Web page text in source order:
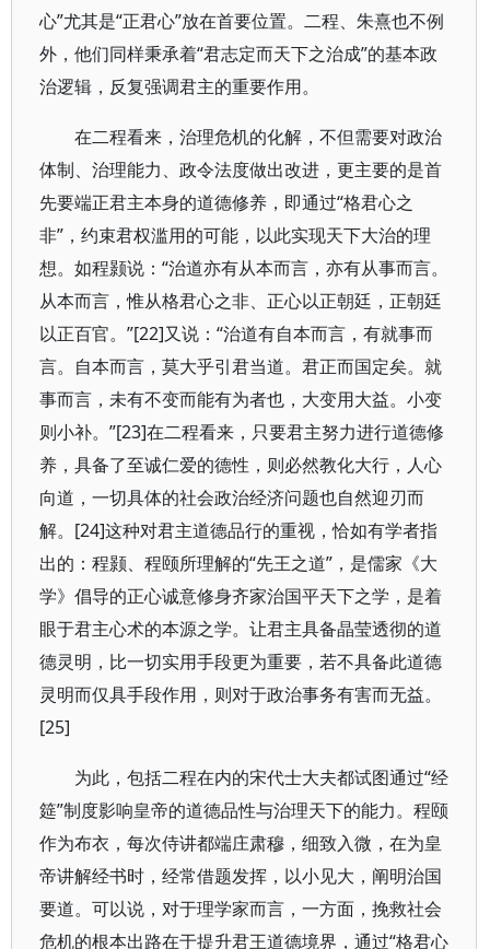
心”尤其是“正君心”放在首要位置。二程、朱熹也不例
外，他们同样秉承着“君志定而天下之治成”的基本政
治逻辑，反复强调君主的重要作用。
在二程看来，治理危机的化解，不但需要对政治
体制、治理能力、政令法度做出改进，更主要的是首
先要端正君主本身的道德修养，即通过“格君心之
非”，约束君权滥用的可能，以此实现天下大治的理
想。如程颢说：“治道亦有从本而言，亦有从事而言。
从本而言，惟从格君心之非、正心以正朝廷，正朝廷
以正百官。”[22]又说：“治道有自本而言，有就事而
言。自本而言，莫大乎引君当道。君正而国定矣。就
事而言，未有不变而能有为者也，大变用大益。小变
则小补。”[23]在二程看来，只要君主努力进行道德修
养，具备了至诚仁爱的德性，则必然教化大行，人心
向道，一切具体的社会政治经济问题也自然迎刃而
解。[24]这种对君主道德品行的重视，恰如有学者指
出的：程颢、程颐所理解的“先王之道”，是儒家《大
学》倡导的正心诚意修身齐家治国平天下之学，是着
眼于君主心术的本源之学。让君主具备晶莹透彻的道
德灵明，比一切实用手段更为重要，若不具备此道德
灵明而仅具手段作用，则对于政治事务有害而无益。
[25]
为此，包括二程在内的宋代士大夫都试图通过“经
筵”制度影响皇帝的道德品性与治理天下的能力。程颐
作为布衣，每次侍讲都端庄肃穆，细致入微，在为皇
帝讲解经书时，经常借题发挥，以小见大，阐明治国
要道。可以说，对于理学家而言，一方面，挽救社会
危机的根本出路在于提升君王道德境界，通过“格君心